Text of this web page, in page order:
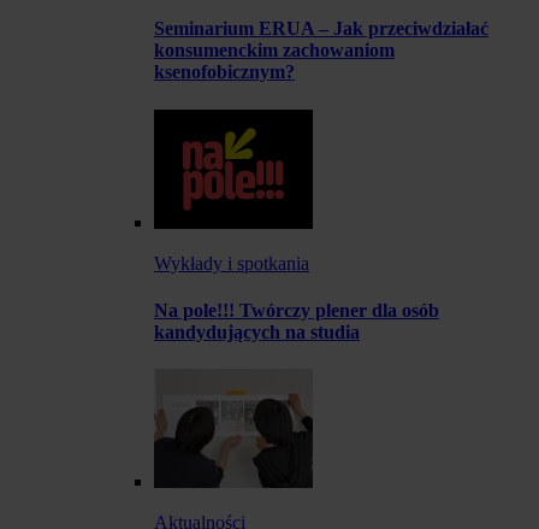
Seminarium ERUA – Jak przeciwdziałać
konsumenckim zachowaniom
ksenofobicznym?
Wykłady i spotkania
Na pole!!! Twórczy plener dla osób
kandydujących na studia
Aktualności